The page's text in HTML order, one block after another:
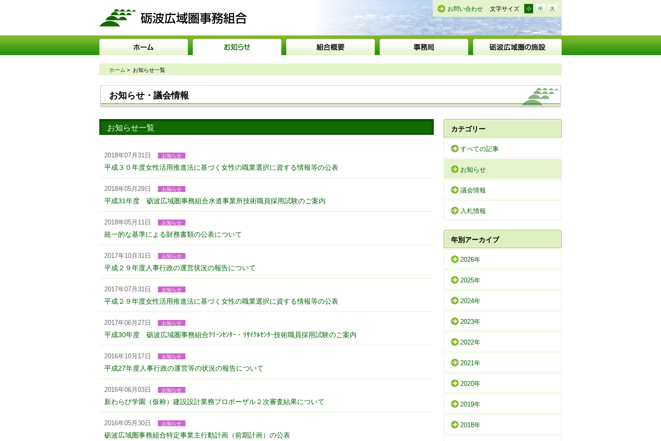
お問い合わせ 文字サイズ 小 中 大
ホーム > お知らせ一覧
お知らせ・議会情報
お知らせ一覧
2018年07月31日 お知らせ
平成３０年度女性活用推進法に基づく女性の職業選択に資する情報等の公表
2018年05月29日 お知らせ
平成31年度 砺波広域圏事務組合水道事業所技術職員採用試験のご案内
2018年05月11日 お知らせ
統一的な基準による財務書類の公表について
2017年10月31日 お知らせ
平成２９年度人事行政の運営状況の報告について
2017年07月31日 お知らせ
平成２９年度女性活用推進法に基づく女性の職業選択に資する情報等の公表
2017年06月27日 お知らせ
平成30年度 砺波広域圏事務組合ｸﾘｰﾝｾﾝﾀｰ・ﾘｻｲｸﾙｾﾝﾀｰ技術職員採用試験のご案内
2016年10月17日 お知らせ
平成27年度人事行政の運営等の状況の報告について
2016年06月03日 お知らせ
新わらび学園（仮称）建設設計業務プロポーザル２次審査結果について
2016年05月30日 お知らせ
砺波広域圏事務組合特定事業主行動計画（前期計画）の公表
カテゴリー
すべての記事
お知らせ
議会情報
入札情報
年別アーカイブ
2026年
2025年
2024年
2023年
2022年
2021年
2020年
2019年
2018年